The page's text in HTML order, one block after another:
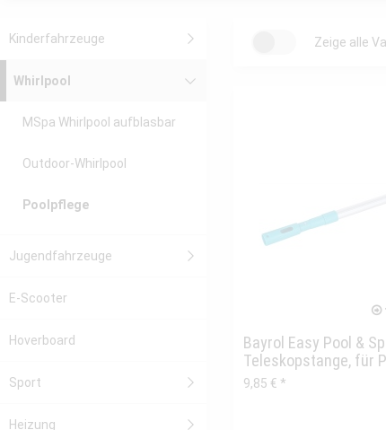
Kinderfahrzeuge
Whirlpool
MSpa Whirlpool aufblasbar
Outdoor-Whirlpool
Poolpflege
Jugendfahrzeuge
E-Scooter
Hoverboard
Sport
Heizung
Zeige alle
Bayrol Easy Pool &
Teleskopstange, für
Zubehör,...
9,85 € *